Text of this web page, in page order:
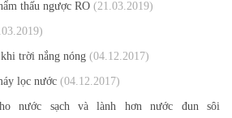
thấu ngược RO (21.03.2019)
trời nắng nóng (04.12.2017)
lọc nước (04.12.2017)
nước sạch và lành hơn nước đun sôi